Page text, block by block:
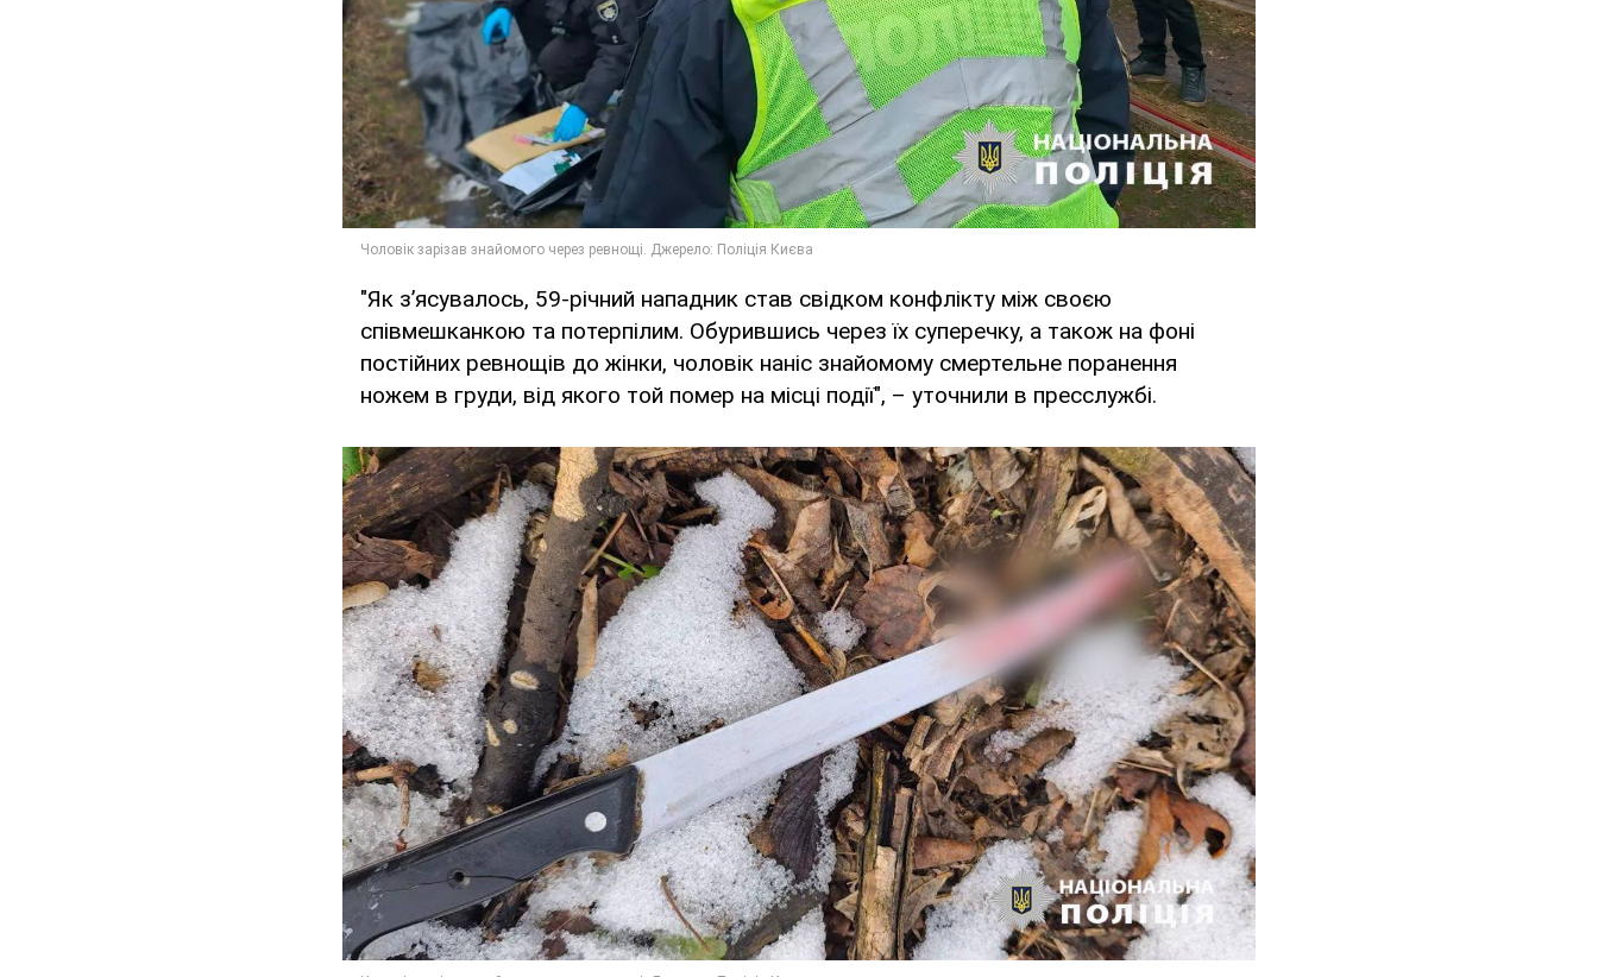
"Як з’ясувалось, 59-річний нападник став свідком конфлікту між своєю
співмешканкою та потерпілим. Обурившись через їх суперечку, а також на фоні
постійних ревнощів до жінки, чоловік наніс знайомому смертельне поранення
ножем в груди, від якого той помер на місці події", – уточнили в пресслужбі.